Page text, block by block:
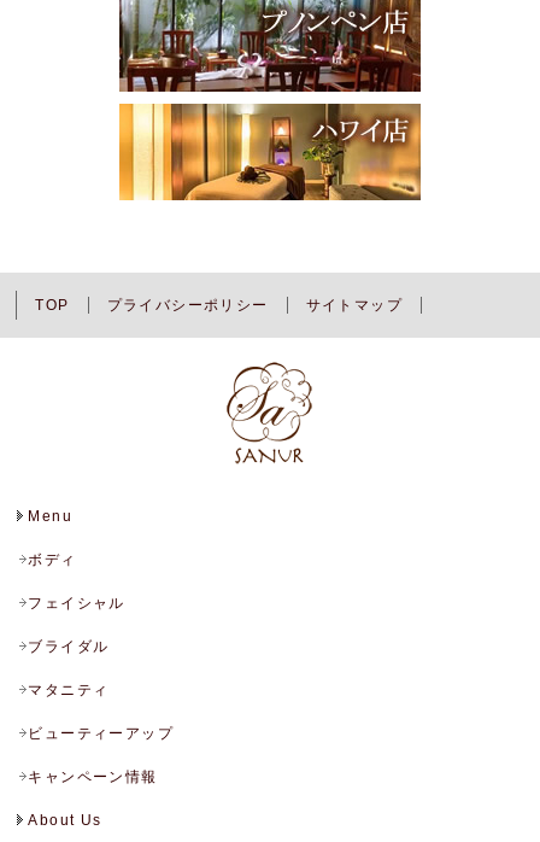
TOP プライバシーポリシー サイトマップ
Menu
ボディ
フェイシャル
ブライダル
マタニティ
ビューティーアップ
キャンペーン情報
About Us